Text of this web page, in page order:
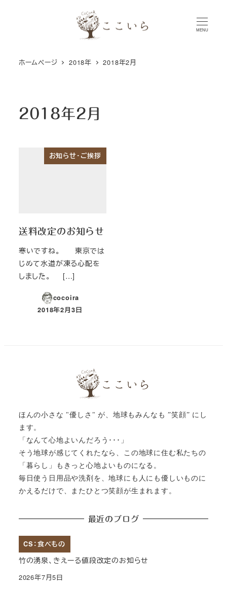
MENU
ホームページ 2018年 2018年2月
2018年2月
お知らせ・ご挨拶
送料改定のお知らせ
寒いですね。 東京では
じめて水道が凍る心配を
しました。 […]
cocoira
投稿日
2018年2月3日
ほんの小さな "優しさ" が、地球もみんなも ”笑顔” にし
ます。
「なんて心地よいんだろう･･･」
そう地球が感じてくれたなら、この地球に住む私たちの
「暮らし」もきっと心地よいものになる。
毎日使う日用品や洗剤を、地球にも人にも優しいものに
かえるだけで、またひとつ笑顔が生まれます。
最近のブログ
CS：食べもの
竹の湧泉、きえーる値段改定のお知らせ
2026年7月5日